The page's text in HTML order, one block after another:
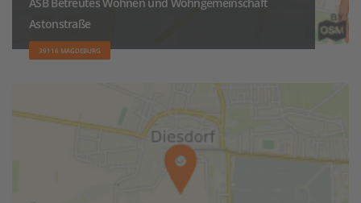
Astonstraße
39116 MAGDEBURG